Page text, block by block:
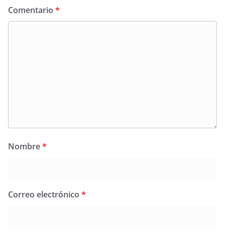
Comentario *
Nombre*
Correo electrónico *